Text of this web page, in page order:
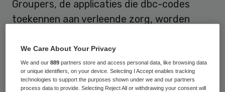
Groupers, de applicaties die dbc-codes
toekennen aan verleende zorg, worden
aparte stichting, Stichting Grouper. Dit
moet leiden tot meer uniformiteit en minder
administratieve lasten.
We Care About Your Privacy
We and our889 partners store and access personal data, like browsing data
or unique identifiers, on your device. Selecting I Accept enables tracking
technologies to support the purposes shown under we and our partners
process data to provide. Selecting Reject All or withdrawing your consent will